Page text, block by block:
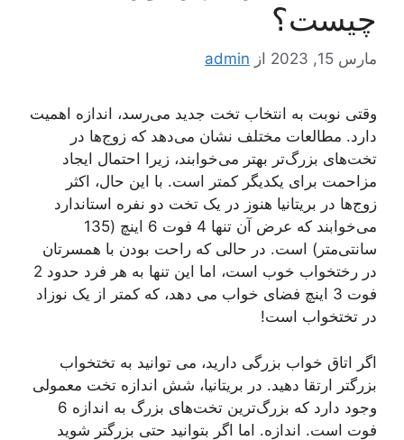
چیست؟
مارس 15, 2023 از admin
وقتی نوبت به انتخاب تخت جدید می‌رسد، اندازه اهمیت
دارد. مطالعات مختلف نشان می‌دهد که زوج‌ها در
تخت‌های بزرگ‌تر بهتر می‌خوابند، زیرا احتمال ایجاد
مزاحمت برای یکدیگر کمتر است. با این حال، اکثر
زوج‌ها در بریتانیا هنوز در یک تخت دو نفره استاندارد
می‌خوابند که عرض آن تنها 4 فوت 6 اینچ (135
سانتی‌متر) است. در حالی که راحت بودن با همسرتان
در رختخواب خوب است، اما این تنها به هر فرد حدود 2
فوت 3 اینچ فضای خواب می دهد، که کمتر از یک نوزاد
در تختخواب است!
اگر اتاق خواب بزرگی دارید، می توانید به تختخواب
بزرگتر ارتقا دهید. در بریتانیا، شش اندازه تخت معمولی
وجود دارد که بزرگ‌ترین تخت‌های بزرگ به اندازه 6
فوت است. اندازه. اما اگر بتوانید حتی بزرگتر شوید